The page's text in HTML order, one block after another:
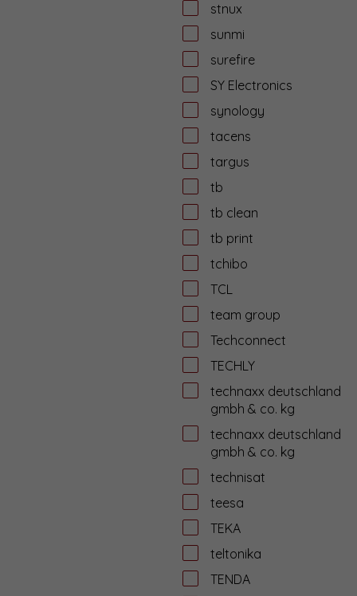
stnux
sunmi
surefire
SY Electronics
synology
tacens
targus
tb
tb clean
tb print
tchibo
TCL
team group
Techconnect
TECHLY
technaxx deutschland
gmbh & co. kg
technaxx deutschland
gmbh & co. kg
technisat
teesa
TEKA
teltonika
TENDA